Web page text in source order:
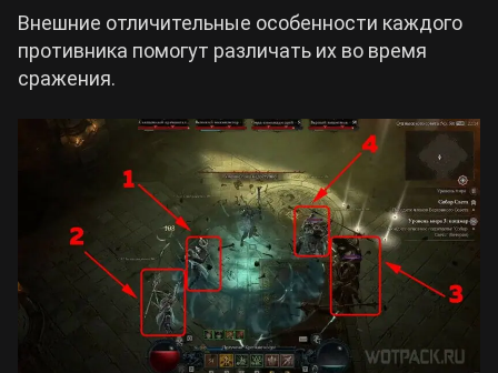
Внешние отличительные особенности каждого
противника помогут различать их во время
сражения.